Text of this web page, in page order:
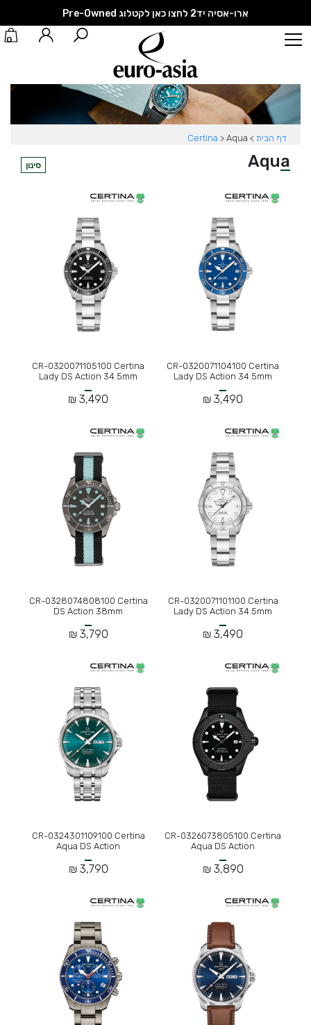
ארו-אסיה יד2 לחצו כאן לקטלוג Pre-Owned
0
דף הבית >
Certina > Aqua
Aqua סינון
CR-0320071104100 Certina
Lady DS Action 34.5mm
3,490 ₪
CR-0320071105100 Certina
Lady DS Action 34.5mm
3,490 ₪
CR-0320071101100 Certina
Lady DS Action 34.5mm
3,490 ₪
CR-0328074808100 Certina
DS Action 38mm
3,790 ₪
CR-0326073805100 Certina
Aqua DS Action
3,890 ₪
CR-0324301109100 Certina
Aqua DS Action
3,790 ₪